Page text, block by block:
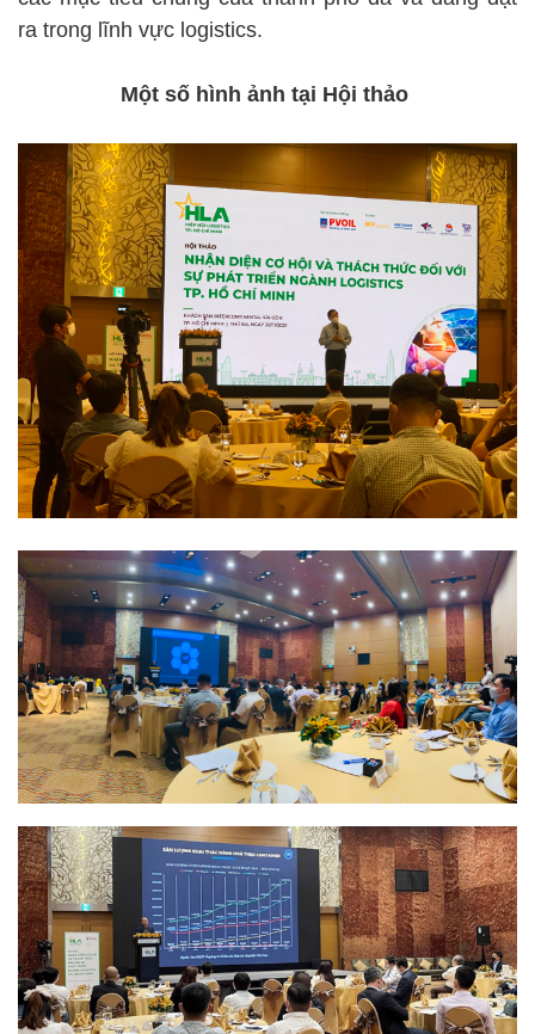
ra trong lĩnh vực logistics.
Một số hình ảnh tại Hội thảo